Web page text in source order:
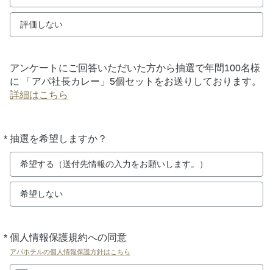
評価しない
アンケートにご回答いただいた方から抽選で年間100名様
に 「アパ社長カレー」5個セットをお送りしております。
詳細はこちら
* 抽選を希望しますか？
必
須
希望する（送付先情報の入力をお願いします。）
希望しない
* 個人情報保護規約への同意
アパホテルの個人情報保護方針はこちら
必
須